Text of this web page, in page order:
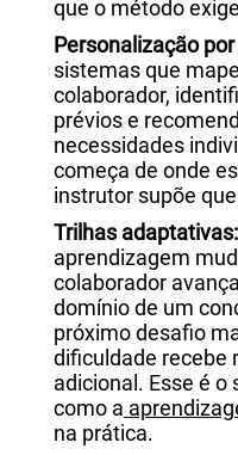
que o método
Personalização
sistemas que
colaborador,
prévios e
necessidades
começa de onde
instrutor supõe
Trilhas adaptativas:
aprendizagem
colaborador
domínio de um
próximo desafio
dificuldade recebe
adicional. Esse é
como a
na prática.